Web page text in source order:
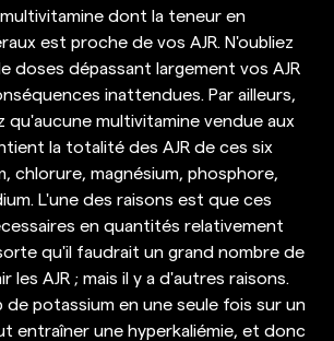
dont la teneur en
est proche de vos AJR. N'oubliez
doses dépassant largement vos AJR
inattendues. Par ailleurs,
multivitamine vendue aux
la totalité des AJR de ces six
chlorure, magnésium, phosphore,
L'une des raisons est que ces
en quantités relativement
qu'il faudrait un grand nombre de
les AJR ; mais il y a d'autres raisons.
de potassium en une seule fois sur un
entraîner une hyperkaliémie, et donc